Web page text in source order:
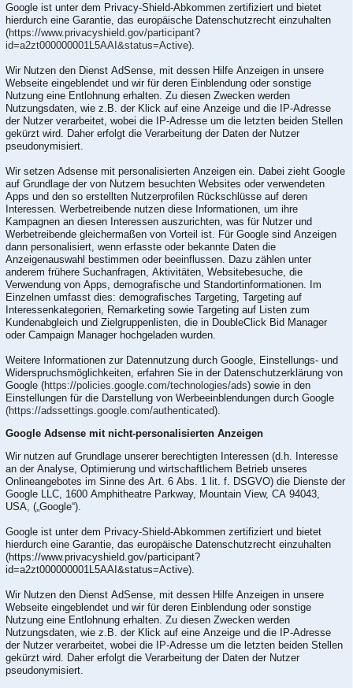
Google ist unter dem Privacy-Shield-Abkommen zertifiziert und bietet
hierdurch eine Garantie, das europäische Datenschutzrecht einzuhalten
(https://www.privacyshield.gov/participant?
id=a2zt000000001L5AAI&status=Active).
Wir Nutzen den Dienst AdSense, mit dessen Hilfe Anzeigen in unsere
Webseite eingeblendet und wir für deren Einblendung oder sonstige
Nutzung eine Entlohnung erhalten. Zu diesen Zwecken werden
Nutzungsdaten, wie z.B. der Klick auf eine Anzeige und die IP-Adresse
der Nutzer verarbeitet, wobei die IP-Adresse um die letzten beiden Stellen
gekürzt wird. Daher erfolgt die Verarbeitung der Daten der Nutzer
pseudonymisiert.
Wir setzen Adsense mit personalisierten Anzeigen ein. Dabei zieht Google
auf Grundlage der von Nutzern besuchten Websites oder verwendeten
Apps und den so erstellten Nutzerprofilen Rückschlüsse auf deren
Interessen. Werbetreibende nutzen diese Informationen, um ihre
Kampagnen an diesen Interessen auszurichten, was für Nutzer und
Werbetreibende gleichermaßen von Vorteil ist. Für Google sind Anzeigen
dann personalisiert, wenn erfasste oder bekannte Daten die
Anzeigenauswahl bestimmen oder beeinflussen. Dazu zählen unter
anderem frühere Suchanfragen, Aktivitäten, Websitebesuche, die
Verwendung von Apps, demografische und Standortinformationen. Im
Einzelnen umfasst dies: demografisches Targeting, Targeting auf
Interessenkategorien, Remarketing sowie Targeting auf Listen zum
Kundenabgleich und Zielgruppenlisten, die in DoubleClick Bid Manager
oder Campaign Manager hochgeladen wurden.
Weitere Informationen zur Datennutzung durch Google, Einstellungs- und
Widerspruchsmöglichkeiten, erfahren Sie in der Datenschutzerklärung von
Google (https://policies.google.com/technologies/ads) sowie in den
Einstellungen für die Darstellung von Werbeeinblendungen durch Google
(https://adssettings.google.com/authenticated).
Google Adsense mit nicht-personalisierten Anzeigen
Wir nutzen auf Grundlage unserer berechtigten Interessen (d.h. Interesse
an der Analyse, Optimierung und wirtschaftlichem Betrieb unseres
Onlineangebotes im Sinne des Art. 6 Abs. 1 lit. f. DSGVO) die Dienste der
Google LLC, 1600 Amphitheatre Parkway, Mountain View, CA 94043,
USA, („Google“).
Google ist unter dem Privacy-Shield-Abkommen zertifiziert und bietet
hierdurch eine Garantie, das europäische Datenschutzrecht einzuhalten
(https://www.privacyshield.gov/participant?
id=a2zt000000001L5AAI&status=Active).
Wir Nutzen den Dienst AdSense, mit dessen Hilfe Anzeigen in unsere
Webseite eingeblendet und wir für deren Einblendung oder sonstige
Nutzung eine Entlohnung erhalten. Zu diesen Zwecken werden
Nutzungsdaten, wie z.B. der Klick auf eine Anzeige und die IP-Adresse
der Nutzer verarbeitet, wobei die IP-Adresse um die letzten beiden Stellen
gekürzt wird. Daher erfolgt die Verarbeitung der Daten der Nutzer
pseudonymisiert.